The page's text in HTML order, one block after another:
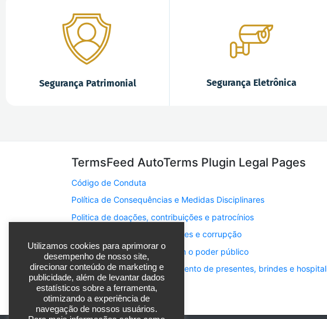
Segurança Patrimonial Segurança Eletrônica
TermsFeed AutoTerms Plugin Legal Pages
Código de Conduta
Política de Consequências e Medidas Disciplinares
Politica de doações, contribuições e patrocínios
Politica de prevenção a fraudes e corrupção
Politica para contratação com o poder público
Politica para oferta e recebimento de presentes, brindes e
Privacy Policy
Utilizamos cookies para aprimorar o
desempenho de nosso site,
direcionar conteúdo de marketing e
publicidade, além de levantar dados
estatísticos sobre a ferramenta,
otimizando a experiência de
navegação de nossos usuários.